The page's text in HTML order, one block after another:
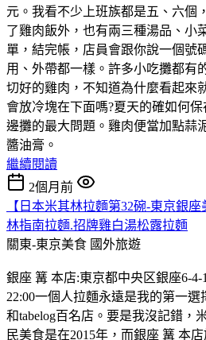
元。我看不少上班族都是五、六個
了雞肉飯外，也有兩三種湯品、小
單，結完帳，店員會跟你說一個號
用、外帶都一樣。許多小吃攤都有
切好的雞肉，不知道為什麼看起來
會放冷塊在下面嗎?夏天的確如何
邊攤的最大問題。雞肉便當加點蒜
醬油膏。
繼續閱讀
2個月前
【日本米其林拉麵第32碗-東京銀
林指南拉麵.招牌雞白湯松露拉麵
關東-東京美食 國外旅遊
銀座 篝 本店:東京都中央区銀座6-4-
22:00一個人拉麵永遠是我的第一
和tabelog百名店。要是我沒記錯，
民美食是在2015年，而銀座 篝 本